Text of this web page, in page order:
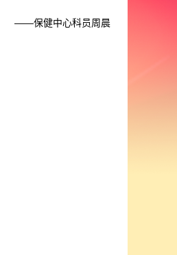
——保健中心科员周晨